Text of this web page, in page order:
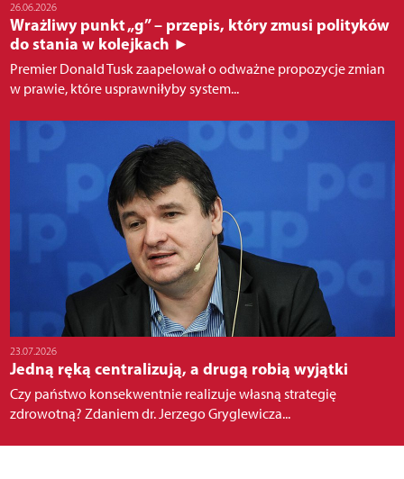
26.06.2026
Wrażliwy punkt „g” – przepis, który zmusi polityków
do stania w kolejkach ►
Premier Donald Tusk zaapelował o odważne propozycje zmian
w prawie, które usprawniłyby system...
23.07.2026
Jedną ręką centralizują, a drugą robią wyjątki
Czy państwo konsekwentnie realizuje własną strategię
zdrowotną? Zdaniem dr. Jerzego Gryglewicza...